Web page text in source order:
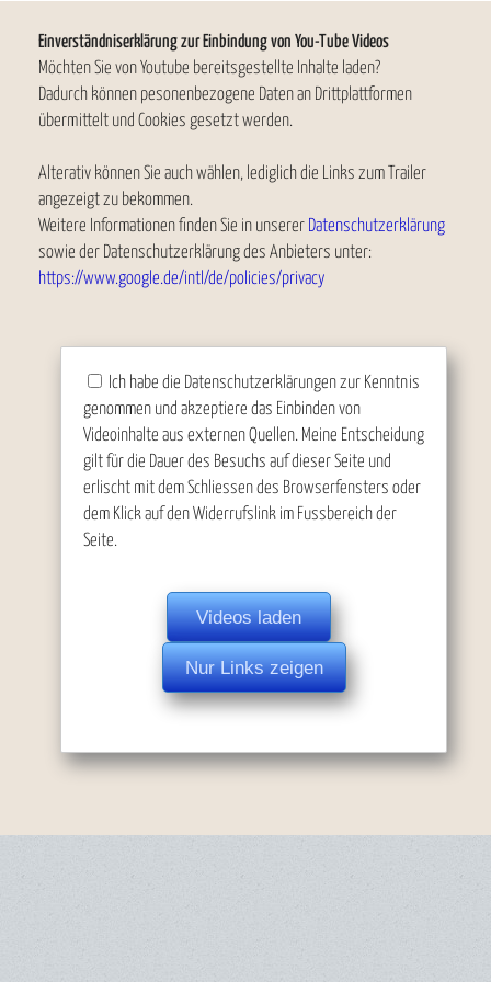
Einverständniserklärung zur Einbindung von You-Tube Videos
Möchten Sie von Youtube bereitsgestellte Inhalte laden?
Dadurch können pesonenbezogene Daten an Drittplattformen
übermittelt und Cookies gesetzt werden.
Alterativ können Sie auch wählen, lediglich die Links zum Trailer
angezeigt zu bekommen.
Weitere Informationen finden Sie in unserer Datenschutzerklärung
sowie der Datenschutzerklärung des Anbieters unter:
https://www.google.de/intl/de/policies/privacy
Ich habe die Datenschutzerklärungen zur Kenntnis
genommen und akzeptiere das Einbinden von
Videoinhalte aus externen Quellen. Meine Entscheidung
gilt für die Dauer des Besuchs auf dieser Seite und
erlischt mit dem Schliessen des Browserfensters oder
dem Klick auf den Widerrufslink im Fussbereich der
Seite.